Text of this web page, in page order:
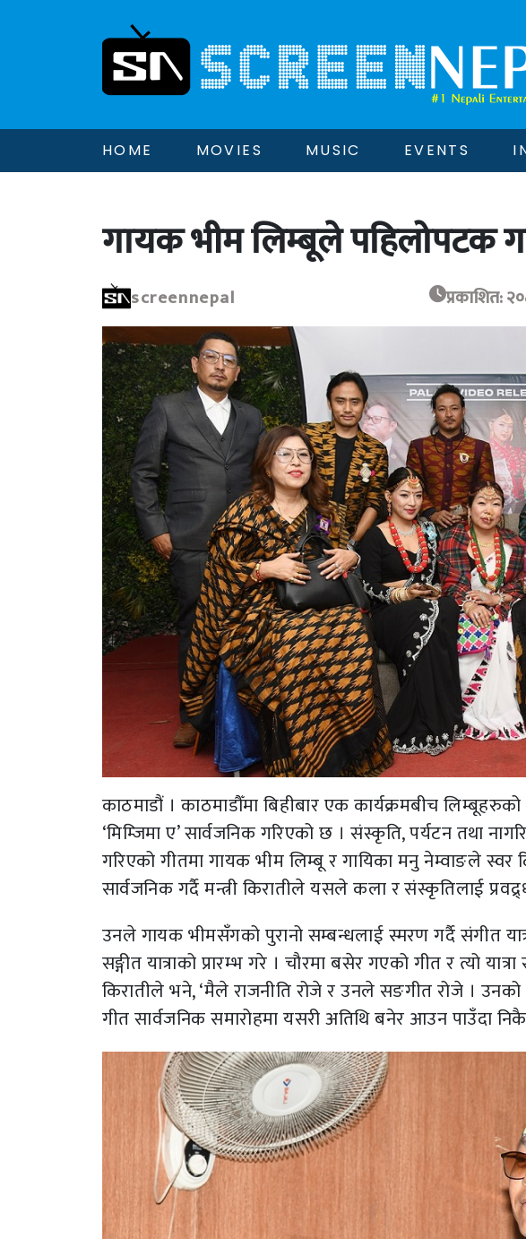
HOME MOVIES MUSIC EVENTS
गायक भीम लिम्बूले पहिलोपटक
screennepal प्रकाशित:
काठमाडौं । काठमाडौँमा बिहीबार एक कार्यक्रमबीच
‘मिम्जिमा ए’ सार्वजनिक गरिएको छ । संस्कृति, पर्यटन तथा
गरिएको गीतमा गायक भीम लिम्बू र गायिका मनु नेम्वाङले
सार्वजनिक गर्दै मन्त्री किरातीले यसले कला र संस्कृतिलाई
उनले गायक भीमसँगको पुरानो सम्बन्धलाई स्मरण गर्दै संगीत
सङ्गीत यात्राको प्रारम्भ गरे । चौरमा बसेर गएको गीत र त्यो
किरातीले भने, ‘मैले राजनीति रोजे र उनले सङगीत रोजे ।
गीत सार्वजनिक समारोहमा यसरी अतिथि बनेर आउन पाउँदा